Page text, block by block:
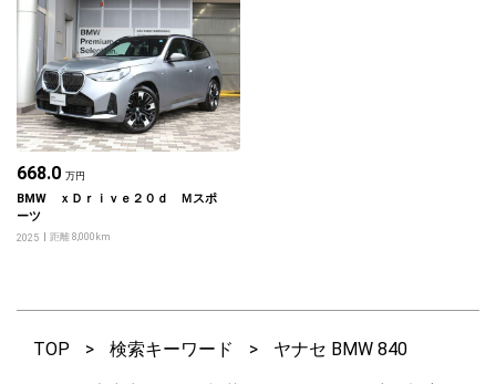
668.0 万円
BMW ｘＤｒｉｖｅ２０ｄ Ｍスポ
ーツ
2025 距離 8,000km
TOP > 検索キーワード > ヤナセ BMW 840